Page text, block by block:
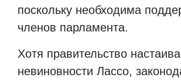
поскольку необходима
членов парламента.
Хотя правительство
невиновности Лассо,